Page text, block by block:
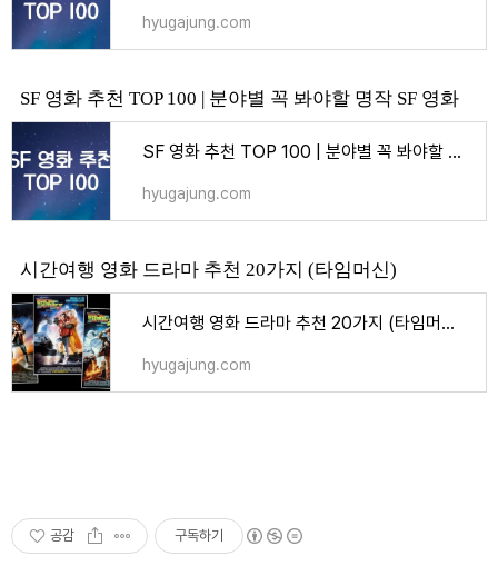
hyugajung.com
SF 영화 추천 TOP 100 | 분야별 꼭 봐야할 명작 SF 영화
SF 영화 추천 TOP 100 | 분야별 꼭 봐야할 명작 SF 영화 - 엔터
hyugajung.com
시간여행 영화 드라마 추천 20가지 (타임머신)
시간여행 영화 드라마 추천 20가지 (타임머신) - 엔터
hyugajung.com
공감 구독하기